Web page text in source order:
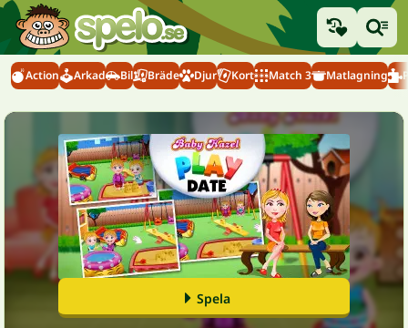
Action Arkad Bil Bräde Djur Kort Match 3 Matlagning
Spela